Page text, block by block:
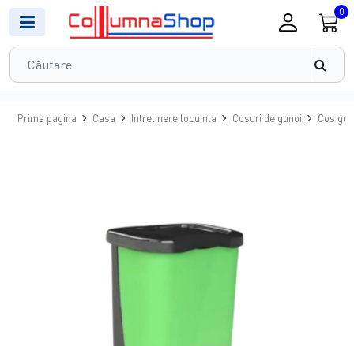
0
Prima pagina Casa Intretinere locuinta Cosuri de gunoi Cos